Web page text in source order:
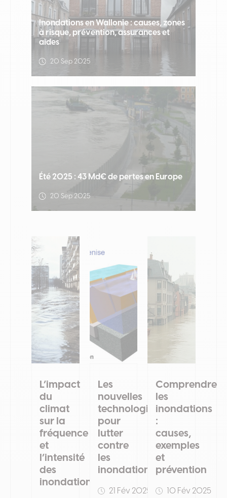
Inondations en Wallonie : causes, zones
à risque, prévention, assurances et
aides
20 Sep 2025
Été 2025 : 43 Md€ de pertes en Europe
20 Sep 2025
L’impact
du
climat
sur la
fréquence
et
l’intensité
des
inondations
Les
nouvelles
technologies
pour
lutter
contre
les
inondations
21 Fév 2025
Comprendre
les
inondations
:
causes,
exemples
et
prévention
10 Fév 2025